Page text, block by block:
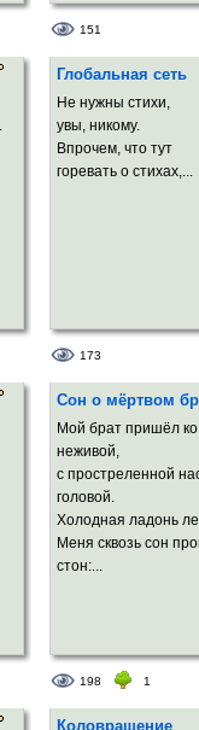
151
Глобальная сеть
Не нужны стихи,
увы, никому.
Впрочем, что тут
горевать о стихах,...
173
Сон о мёртвом
Мой брат пришёл
неживой,
с простреленной
головой.
Холодная ладонь
Меня сквозь сон
стон:...
198 1
Коловращение